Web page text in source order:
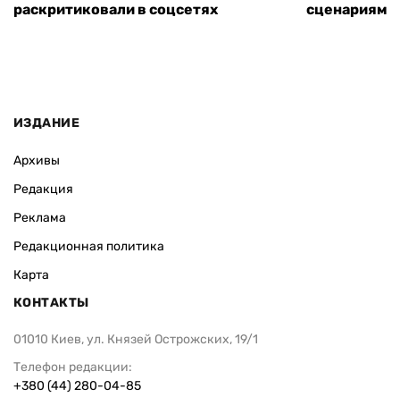
раскритиковали в соцсетях
сценариям
ИЗДАНИЕ
Архивы
Редакция
Реклама
Редакционная политика
Карта
КОНТАКТЫ
01010 Киев, ул. Князей Острожских, 19/1
Телефон редакции:
+380 (44) 280-04-85